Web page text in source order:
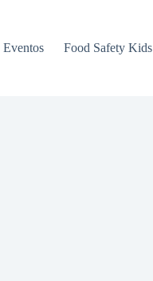
Eventos Food Safety Kids